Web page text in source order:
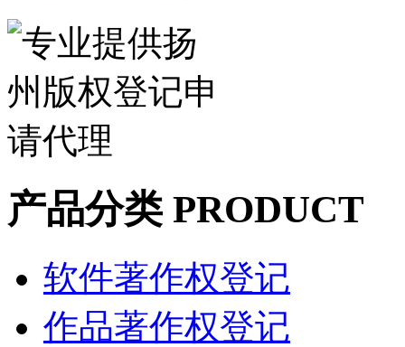
产品分类 PRODUCT
软件著作权登记
作品著作权登记